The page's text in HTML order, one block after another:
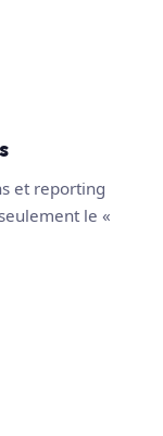
et reporting
le «